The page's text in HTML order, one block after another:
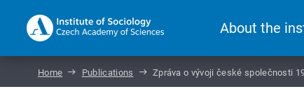
About the
Home Publications Zpráva o vývoji české společnosti